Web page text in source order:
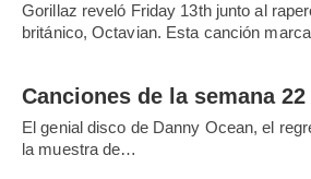
Gorillaz reveló Friday 13th junto al
británico, Octavian. Esta canción
Canciones de la semana
El genial disco de Danny Ocean, el
la muestra de…